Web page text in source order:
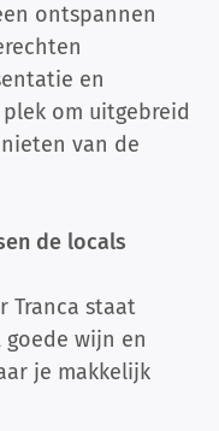
ontspannen
en
om uitgebreid
van de
de locals
Tranca staat
goede wijn en
je makkelijk